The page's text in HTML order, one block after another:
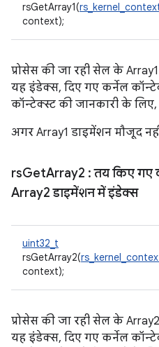
rsGetArray1(
context);
प्रोसेस की जा रही सेल के
यह इंडेक्स, दिए गए कर्नेल
कॉन्टेक्स्ट की जानकारी के लिए,
अगर Array1 डाइमेंशन मौजूद
rsGetArray2 : तय किए गए
Array2 डाइमेंशन में इंडेक्स
uint32_t
rsGetArray2(
context);
प्रोसेस की जा रही सेल के
यह इंडेक्स, दिए गए कर्नेल